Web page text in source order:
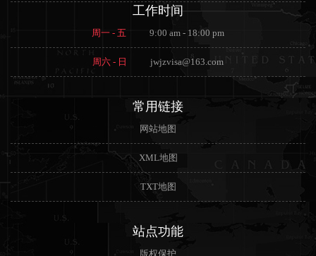
工作时间
周一 - 五 9:00 am - 18:00 pm
周六 - 日 jwjzvisa@163.com
常用链接
网站地图
XML地图
TXT地图
站点功能
版权保护